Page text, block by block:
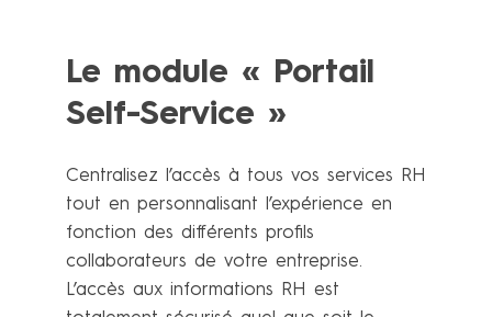
Le module « Portail
Self-Service »
Centralisez l’accès à tous vos services RH
tout en personnalisant l’expérience en
fonction des différents profils
collaborateurs de votre entreprise.
L’accès aux informations RH est